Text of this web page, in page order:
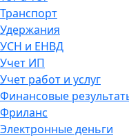
Транспорт
Удержания
УСН и ЕНВД
Учет ИП
Учет работ и услуг
Финансовые
Фриланс
Электронные деньги